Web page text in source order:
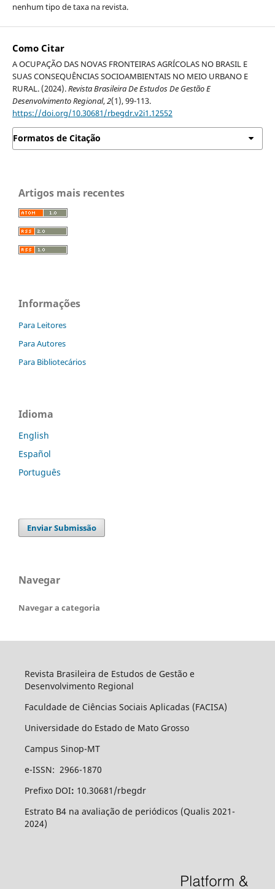
nenhum tipo de taxa na revista.
Como Citar
A OCUPAÇÃO DAS NOVAS FRONTEIRAS AGRÍCOLAS NO BRASIL E
SUAS CONSEQUÊNCIAS SOCIOAMBIENTAIS NO MEIO URBANO E
RURAL. (2024).Revista Brasileira De Estudos De Gestão E
Desenvolvimento Regional,2(1), 99-113.
https://doi.org/10.30681/rbegdr.v2i1.12552
Formatos de Citação
Artigos mais recentes
Informações
Para Leitores
Para Autores
Para Bibliotecários
Idioma
English
Español
Português
Enviar Submissão
Navegar
Navegar a categoria
Revista Brasileira de Estudos de Gestão e
Desenvolvimento Regional
Faculdade de Ciências Sociais Aplicadas (FACISA)
Universidade do Estado de Mato Grosso
Campus Sinop-MT
e-ISSN: 2966-1870
Prefixo DOI: 10.30681/rbegdr
Estrato B4 na avaliação de periódicos (Qualis 2021-
2024)